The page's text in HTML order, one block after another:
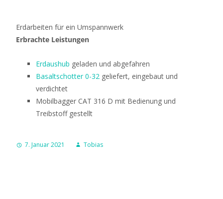
Erdarbeiten für ein Umspannwerk
Erbrachte Leistungen
Erdaushub geladen und abgefahren
Basaltschotter 0-32 geliefert, eingebaut und
verdichtet
Mobilbagger CAT 316 D mit Bedienung und
Treibstoff gestellt
7. Januar 2021 Tobias